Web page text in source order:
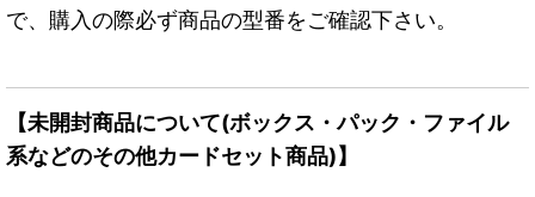
で、購入の際必ず商品の型番をご確認下さい。
【未開封商品について(ボックス・パック・ファイル
系などのその他カードセット商品)】